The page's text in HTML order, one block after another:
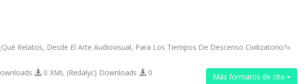
Relatos, Desde El Arte Audiovisual, Para Los Tiempos De Descenso Civilizatorio?».
Más formatos de cita
0 XML (Redalyc) Downloads 0